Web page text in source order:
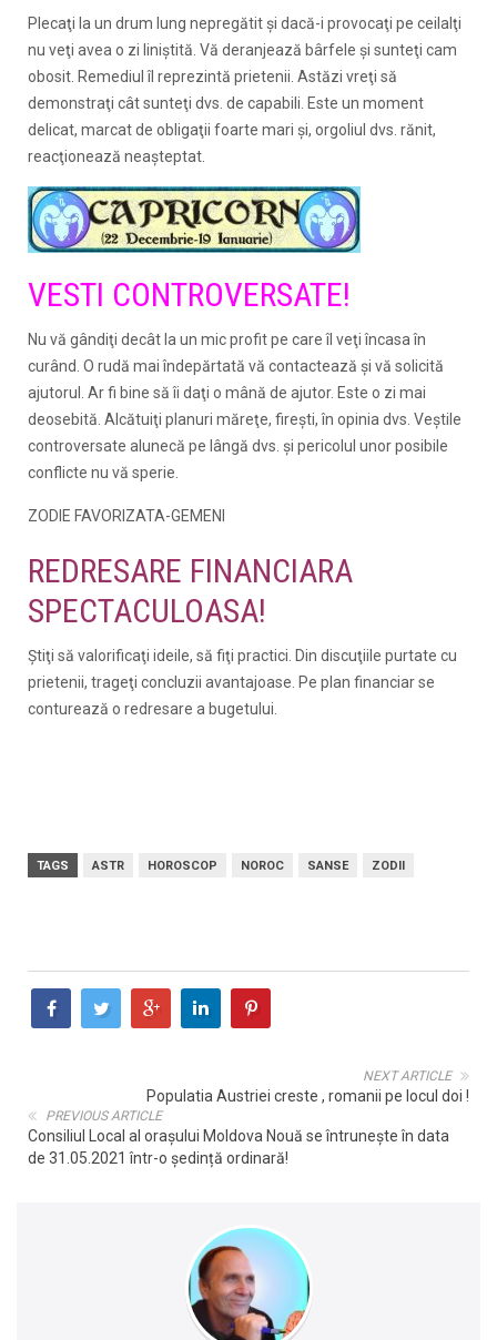
Plecaţi la un drum lung nepregătit şi dacă-i provocaţi pe ceilalţi
nu veţi avea o zi liniştită. Vă deranjează bârfele şi sunteţi cam
obosit. Remediul îl reprezintă prietenii. Astăzi vreţi să
demonstraţi cât sunteţi dvs. de capabili. Este un moment
delicat, marcat de obligaţii foarte mari şi, orgoliul dvs. rănit,
reacţionează neaşteptat.
VESTI CONTROVERSATE!
Nu vă gândiţi decât la un mic profit pe care îl veţi încasa în
curând. O rudă mai îndepărtată vă contactează şi vă solicită
ajutorul. Ar fi bine să îi daţi o mână de ajutor. Este o zi mai
deosebită. Alcătuiţi planuri măreţe, fireşti, în opinia dvs. Veştile
controversate alunecă pe lângă dvs. şi pericolul unor posibile
conflicte nu vă sperie.
ZODIE FAVORIZATA-GEMENI
REDRESARE FINANCIARA
SPECTACULOASA!
Ştiţi să valorificaţi ideile, să fiţi practici. Din discuţiile purtate cu
prietenii, trageţi concluzii avantajoase. Pe plan financiar se
conturează o redresare a bugetului.
TAGS ASTR HOROSCOP NOROC SANSE ZODII
NEXT ARTICLE
Populatia Austriei creste , romanii pe locul doi !
PREVIOUS ARTICLE
Consiliul Local al orașului Moldova Nouă se întrunește în data
de 31.05.2021 într-o ședință ordinară!